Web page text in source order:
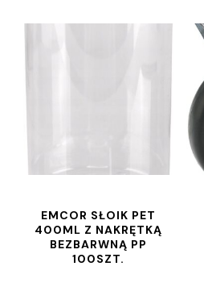
EMCOR SŁOIK PET
400ML Z NAKRĘTKĄ
BEZBARWNĄ PP
100SZT.